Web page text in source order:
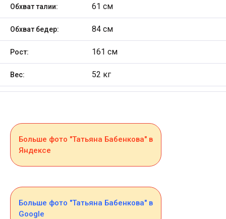
Обхват талии: 61 см
Обхват бедер: 84 см
Рост: 161 см
Вес: 52 кг
Больше фото "Татьяна Бабенкова" в
Яндексе
Больше фото "Татьяна Бабенкова" в
Google